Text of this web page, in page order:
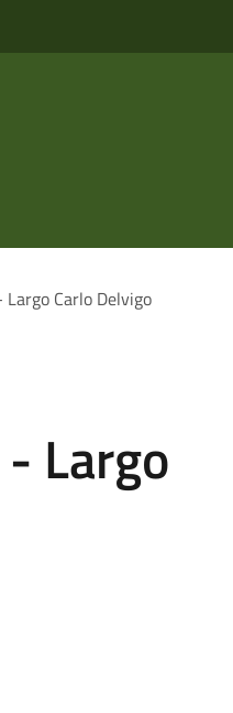
Carlo Delvigo
Largo